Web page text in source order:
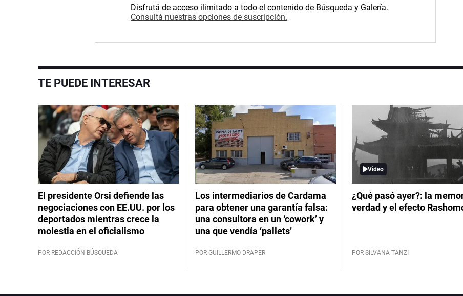
Disfrutá de acceso ilimitado a todo el contenido de Búsqueda y Galería.
Consultá nuestras opciones de suscripción.
TE PUEDE INTERESAR
El presidente Orsi defiende las
negociaciones con EE.UU. por los
deportados mientras crece la
molestia en el oficialismo
POR REDACCIÓN BÚSQUEDA
Los intermediarios de Cardama
para obtener una garantía falsa:
una consultora en un ‘cowork’ y
una que vendía ‘pallets’
POR GUILLERMO DRAPER
Video
¿Qué pasó ayer?: la
verdad y el efecto
POR SILVANA TANZI